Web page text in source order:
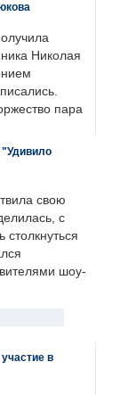
Николая
пара
"Удивило
свою
с
шоу-
в